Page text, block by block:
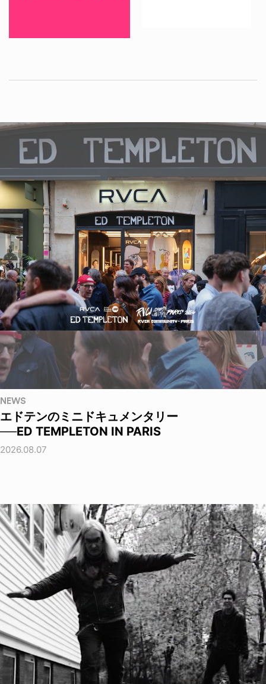
NEWS
エドテンのミニドキュメンタリー
──ED TEMPLETON IN PARIS
2026.08.07